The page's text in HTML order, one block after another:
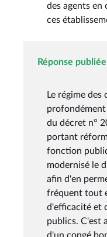
des agents en
ces
Réponse
Le régime des
du décret n°
portant
fonction
modernisé le
afin d'en
fréquent tout
d'efficacité et
publics. C'est
d'un congé